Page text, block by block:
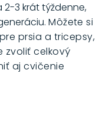
2-3 krát týždenne,
Môžete si
prsia a tricepsy,
zvoliť celkový
aj cvičenie